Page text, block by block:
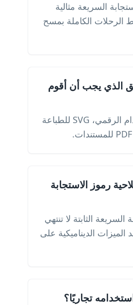
السريعة مثالية
الكاملة بمسح
الذي يجب أن أقوم
PNG للاستخدام الرقمي، SVG للطباعة
رموز الاستجابة
السريعة الثابتة لا تنتهي
الميزات الديناميكية على
تجاريًا؟